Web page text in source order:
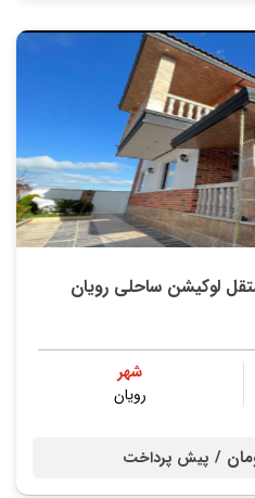
لوکیشن ساحلی رویان
شهر
رویان
پیش پرداخت